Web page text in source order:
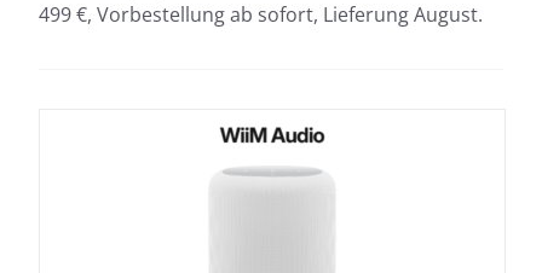
499 €, Vorbestellung ab sofort, Lieferung August.